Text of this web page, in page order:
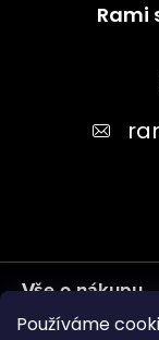
Používáme
Rami
Vše o nákupu